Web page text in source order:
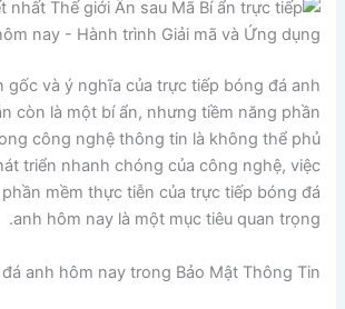
gốc và ý nghĩa của trực tiếp bóng đá anh
còn là một bí ẩn, nhưng tiềm năng phần
công nghệ thông tin là không thể phủ
triển nhanh chóng của công nghệ, việc
mềm thực tiễn của trực tiếp bóng đá
anh hôm nay là một mục tiêu quan trọng.
anh hôm nay trong Bảo Mật Thông Tin